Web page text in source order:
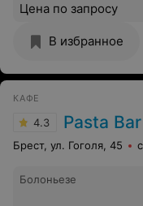
Цена по запросу
В избранное
КАФЕ
4.3 Pasta Bar
Брест, ул. Гоголя, 45
Болоньезе